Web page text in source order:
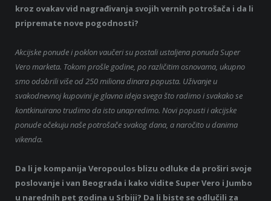
kroz ovakav vid nagrađivanja svojih vernih potrošača i da li
pripremate nove pogodnosti?
Akcijske ponude i poklon vaučeri su postali ustaljena ponuda Super
Vero marketa. Tokom prošle godine, po različitim osnovama, ukupno
smo odobrili više od 250 miliona dinara popusta. Uživanje u
svakodnevnoj kupovini je glavna ideja svega što radimo i svakako se
kontkinuirano trudimo da isto unapredimo. Novi popusti i akcijske
ponude očekuju naše potrošače svakog dana, a naročito u danima
vikenda.
Da li je kompanija Veropoulos blizu odluke da proširi svoje
poslovanje i van Beograda i kako vidite Super Vero i Jumbo
u narednih pet godina u Srbiji? Da li biste se odlučili za